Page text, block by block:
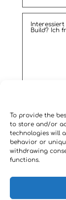
To provide the
to store and/or
technologies will
behavior or
withdrawing
functions.